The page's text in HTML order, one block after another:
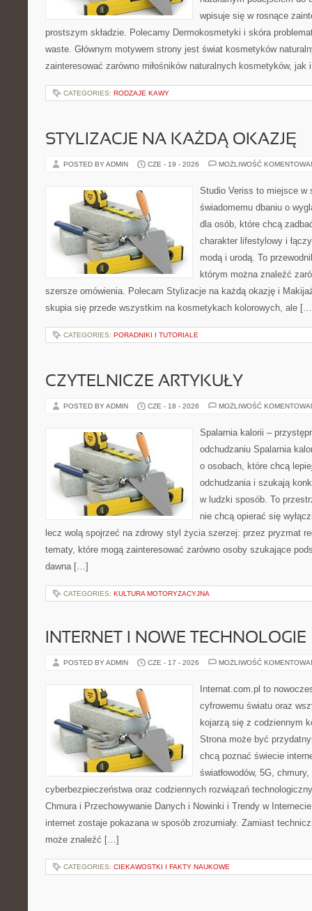
wpisuje się w rosnące
prostszym składzie. Polecamy Dermokosmetyki i skóra
waste. Głównym motywem strony jest świat kosmetyków
zainteresować zarówno miłośników naturalnych kosmetyków,
CATEGORIES: RODZAJE KAWY
STYLIZACJE NA KAŻDĄ OKAZJĘ
POSTED BY ADMIN CZE - 19 - 2026 MOŻLIWOŚĆ
Studio Veriss to miejsce w
świadomemu dbaniu o
dla osób, które chcą
charakter lifestylowy i
modą i urodą. To
którym można znaleźć
szersze omówienia. Polecam Stylizacje na każdą okazję i
skupia się przede wszystkim na kosmetykach kolorowych, ale
CATEGORIES: PORADNIKI I TUTORIALE
CZYTELNICZE ARTYKUŁY
POSTED BY ADMIN CZE - 18 - 2026 MOŻLIWOŚĆ
Spalarnia kalorii –
odchudzaniu Spalarnia
o osobach, które chcą
odchudzania i szukają
w ludzki sposób. To
nie chcą opierać się
lecz wolą spojrzeć na zdrowy styl życia szerzej: przez pryzmat
tematy, które mogą zainteresować zarówno osoby szukające
dawna […]
CATEGORIES: KULTURA MOTORYZACYJNA
INTERNET I NOWE TECHNOLOGIE
POSTED BY ADMIN CZE - 17 - 2026 MOŻLIWOŚĆ
Internat.com.pl to
cyfrowemu światu oraz
kojarzą się z codziennym
Strona może być
chcą poznać świecie
światłowodów, 5G,
cyberbezpieczeństwa oraz codziennych rozwiązań
Chmura i Przechowywanie Danych i Nowinki i Trendy w
internet zostaje pokazana w sposób zrozumiały. Zamiast
może znaleźć […]
CATEGORIES: CIEKAWOSTKI I FAKTY NAUKOWE